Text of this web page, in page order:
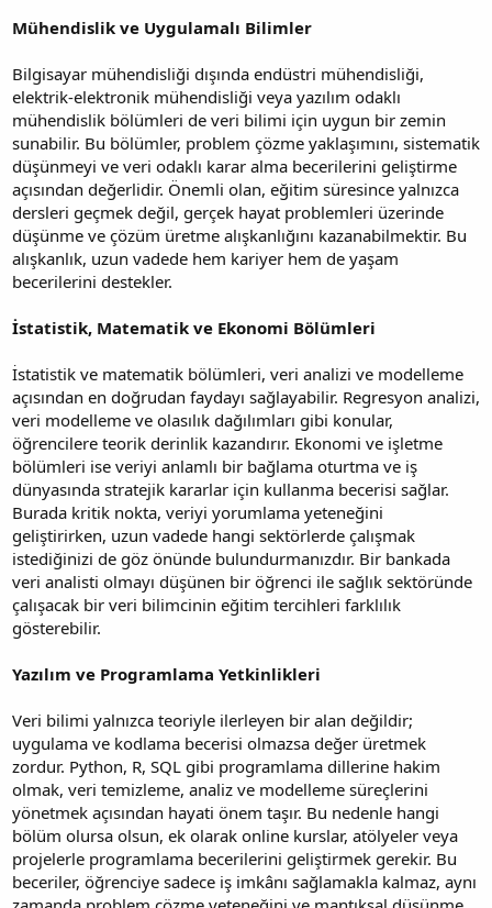
Mühendislik ve Uygulamalı Bilimler
Bilgisayar mühendisliği dışında endüstri mühendisliği,
elektrik-elektronik mühendisliği veya yazılım odaklı
mühendislik bölümleri de veri bilimi için uygun bir zemin
sunabilir. Bu bölümler, problem çözme yaklaşımını, sistematik
düşünmeyi ve veri odaklı karar alma becerilerini geliştirme
açısından değerlidir. Önemli olan, eğitim süresince yalnızca
dersleri geçmek değil, gerçek hayat problemleri üzerinde
düşünme ve çözüm üretme alışkanlığını kazanabilmektir. Bu
alışkanlık, uzun vadede hem kariyer hem de yaşam
becerilerini destekler.
İstatistik, Matematik ve Ekonomi Bölümleri
İstatistik ve matematik bölümleri, veri analizi ve modelleme
açısından en doğrudan faydayı sağlayabilir. Regresyon analizi,
veri modelleme ve olasılık dağılımları gibi konular,
öğrencilere teorik derinlik kazandırır. Ekonomi ve işletme
bölümleri ise veriyi anlamlı bir bağlama oturtma ve iş
dünyasında stratejik kararlar için kullanma becerisi sağlar.
Burada kritik nokta, veriyi yorumlama yeteneğini
geliştirirken, uzun vadede hangi sektörlerde çalışmak
istediğinizi de göz önünde bulundurmanızdır. Bir bankada
veri analisti olmayı düşünen bir öğrenci ile sağlık sektöründe
çalışacak bir veri bilimcinin eğitim tercihleri farklılık
gösterebilir.
Yazılım ve Programlama Yetkinlikleri
Veri bilimi yalnızca teoriyle ilerleyen bir alan değildir;
uygulama ve kodlama becerisi olmazsa değer üretmek
zordur. Python, R, SQL gibi programlama dillerine hakim
olmak, veri temizleme, analiz ve modelleme süreçlerini
yönetmek açısından hayati önem taşır. Bu nedenle hangi
bölüm olursa olsun, ek olarak online kurslar, atölyeler veya
projelerle programlama becerilerini geliştirmek gerekir. Bu
beceriler, öğrenciye sadece iş imkânı sağlamakla kalmaz, aynı